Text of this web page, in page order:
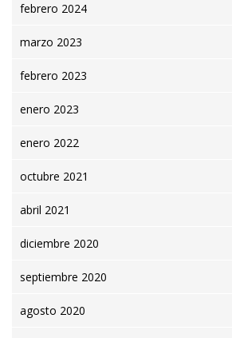
febrero 2024
marzo 2023
febrero 2023
enero 2023
enero 2022
octubre 2021
abril 2021
diciembre 2020
septiembre 2020
agosto 2020